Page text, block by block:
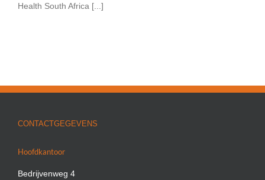
Health South Africa [...]
CONTACTGEGEVENS
Hoofdkantoor
Bedrijvenweg 4